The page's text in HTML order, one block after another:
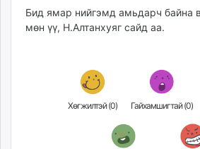
zuv.mn
Бид ямар нийгэмд амьдарч байна
мөн үү, Н.Алтанхуяг сайд аа.
Хөгжилтэй (0) Гайхамшигтай (0)